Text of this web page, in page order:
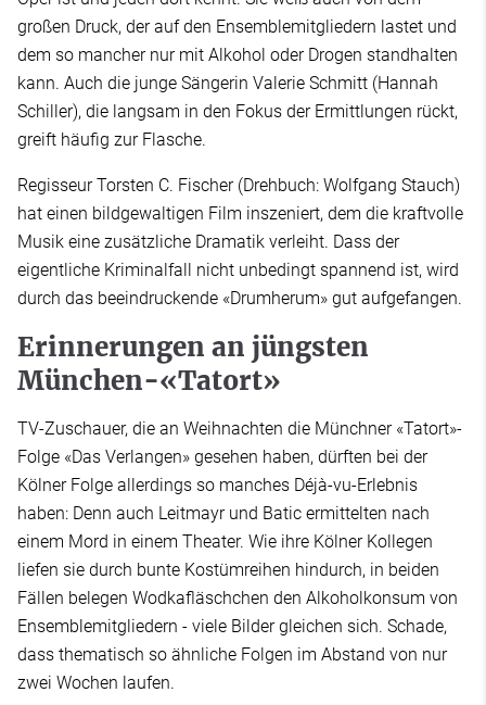
großen Druck, der auf den Ensemblemitgliedern lastet und
dem so mancher nur mit Alkohol oder Drogen standhalten
kann. Auch die junge Sängerin Valerie Schmitt (Hannah
Schiller), die langsam in den Fokus der Ermittlungen rückt,
greift häufig zur Flasche.
Regisseur Torsten C. Fischer (Drehbuch: Wolfgang Stauch)
hat einen bildgewaltigen Film inszeniert, dem die kraftvolle
Musik eine zusätzliche Dramatik verleiht. Dass der
eigentliche Kriminalfall nicht unbedingt spannend ist, wird
durch das beeindruckende «Drumherum» gut aufgefangen.
Erinnerungen an jüngsten
München-«Tatort»
TV-Zuschauer, die an Weihnachten die Münchner «Tatort»-
Folge «Das Verlangen» gesehen haben, dürften bei der
Kölner Folge allerdings so manches Déjà-vu-Erlebnis
haben: Denn auch Leitmayr und Batic ermittelten nach
einem Mord in einem Theater. Wie ihre Kölner Kollegen
liefen sie durch bunte Kostümreihen hindurch, in beiden
Fällen belegen Wodkafläschchen den Alkoholkonsum von
Ensemblemitgliedern - viele Bilder gleichen sich. Schade,
dass thematisch so ähnliche Folgen im Abstand von nur
zwei Wochen laufen.